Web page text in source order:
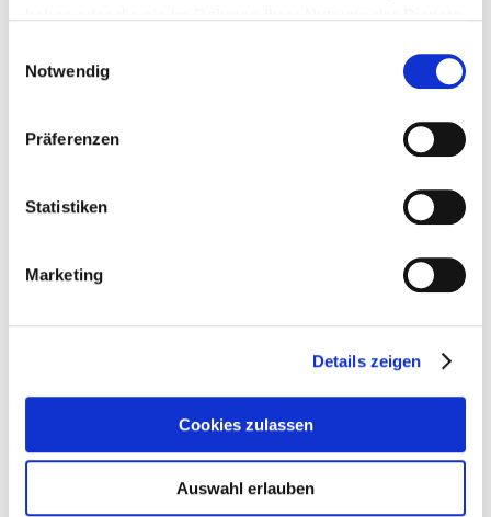
Notwendig
Präferenzen
Statistiken
Marketing
Details zeigen
Cookies zulassen
Auswahl erlauben
AUSSTELLER-LOGIN
27. + 28. FEBRUAR 2027
INFO COMING SOON